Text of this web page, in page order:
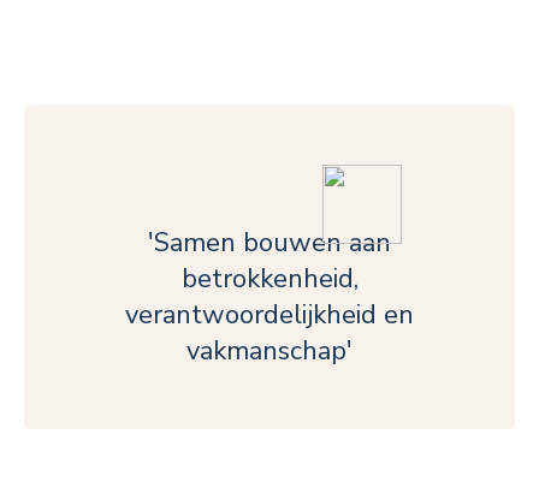
'Samen bouwen aan
betrokkenheid,
verantwoordelijkheid en
vakmanschap'